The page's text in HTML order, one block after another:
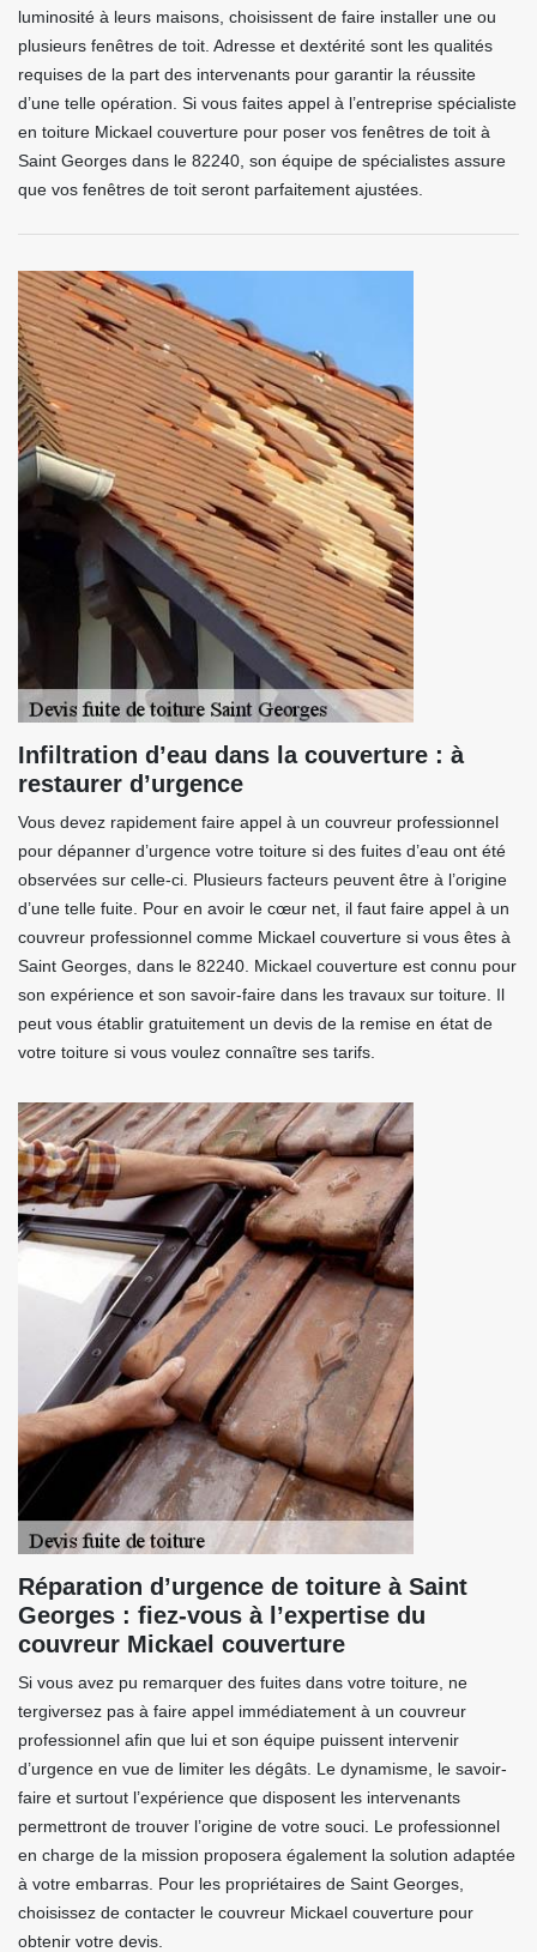
luminosité à leurs maisons, choisissent de faire installer une ou
plusieurs fenêtres de toit. Adresse et dextérité sont les qualités
requises de la part des intervenants pour garantir la réussite
d’une telle opération. Si vous faites appel à l’entreprise spécialiste
en toiture Mickael couverture pour poser vos fenêtres de toit à
Saint Georges dans le 82240, son équipe de spécialistes assure
que vos fenêtres de toit seront parfaitement ajustées.
Infiltration d’eau dans la couverture : à
restaurer d’urgence
Vous devez rapidement faire appel à un couvreur professionnel
pour dépanner d’urgence votre toiture si des fuites d’eau ont été
observées sur celle-ci. Plusieurs facteurs peuvent être à l’origine
d’une telle fuite. Pour en avoir le cœur net, il faut faire appel à un
couvreur professionnel comme Mickael couverture si vous êtes à
Saint Georges, dans le 82240. Mickael couverture est connu pour
son expérience et son savoir-faire dans les travaux sur toiture. Il
peut vous établir gratuitement un devis de la remise en état de
votre toiture si vous voulez connaître ses tarifs.
Réparation d’urgence de toiture à Saint
Georges : fiez-vous à l’expertise du
couvreur Mickael couverture
Si vous avez pu remarquer des fuites dans votre toiture, ne
tergiversez pas à faire appel immédiatement à un couvreur
professionnel afin que lui et son équipe puissent intervenir
d’urgence en vue de limiter les dégâts. Le dynamisme, le savoir-
faire et surtout l’expérience que disposent les intervenants
permettront de trouver l’origine de votre souci. Le professionnel
en charge de la mission proposera également la solution adaptée
à votre embarras. Pour les propriétaires de Saint Georges,
choisissez de contacter le couvreur Mickael couverture pour
obtenir votre devis.